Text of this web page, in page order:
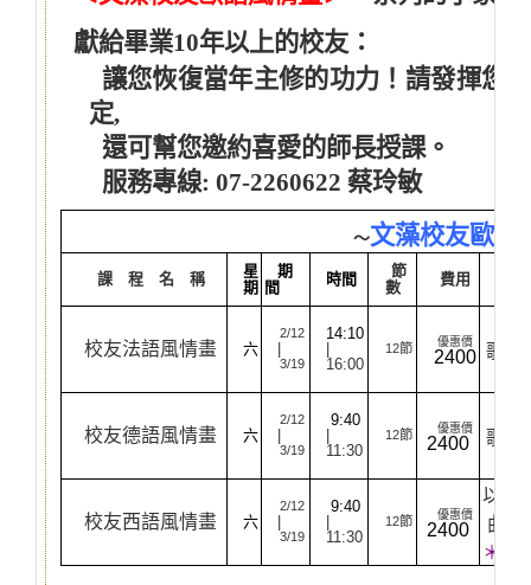
獻給畢業10年以上的校友：
讓您恢復當年主修的功力！請發揮您
定,
還可幫您邀約喜愛的師長授課。
服務專線: 07-2260622 蔡玲敏
～文藻校友歐語
課 程 名 稱
星
期
期
間
時間
節
數
費用
校友法語風情畫 六
2/12
3/19
14:10
16:00
12節 優惠價
2400 歌曲
校友德語風情畫 六
2/12
3/19
9:40
11:30
12節 優惠價
2400
歌曲
校友西語風情畫 六
2/12
3/19
9:40
11:30
12節 優惠價
2400
以主
曲欣
＊外